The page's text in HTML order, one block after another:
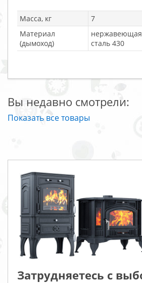
Масса, кг 7
Материал
(дымоход)
нержавеющая
сталь 430
Вы недавно смотрели:
Показать все товары
Затрудняетесь с